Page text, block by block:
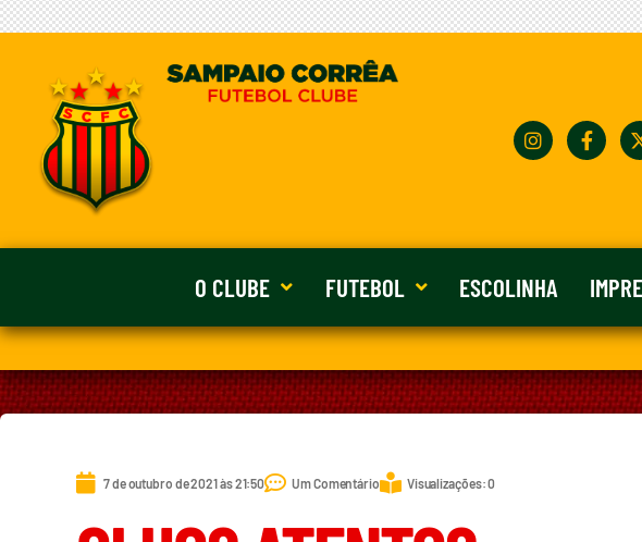
O CLUBE FUTEBOL ESCOLINHA
7 de outubro de 2021 às 21:50 Um Comentário Visualizações: 0